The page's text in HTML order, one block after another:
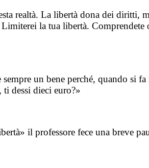
realtà. La libertà dona dei diritti,
la tua libertà. Comprendete
un bene perché, quando si
dessi dieci euro?»
il professore fece una breve